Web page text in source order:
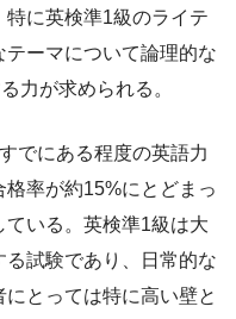
に英検準1級のライテ
ーマについて論理的な
力が求められる。
でにある程度の英語力
率が約15%にとどまっ
いる。英検準1級は大
試験であり、日常的な
とっては特に高い壁と